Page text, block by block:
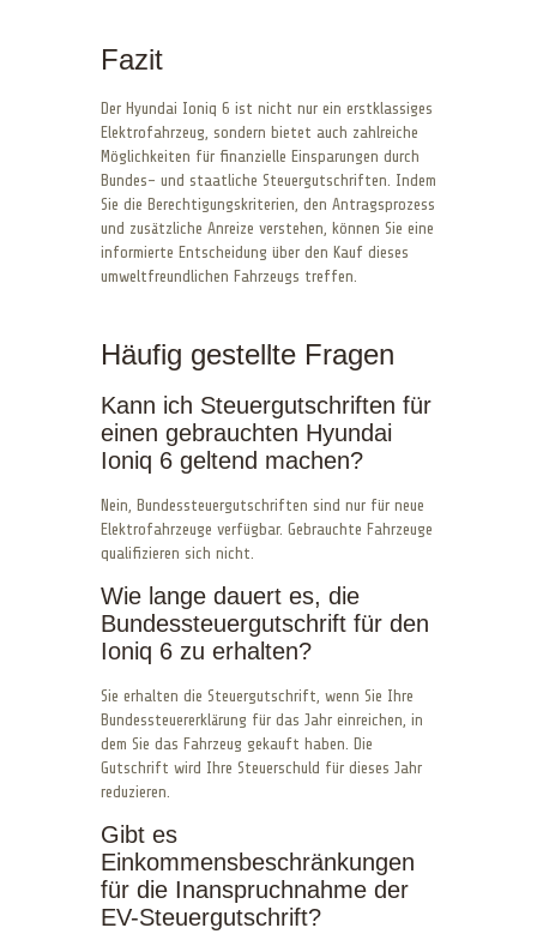
Fazit
Der Hyundai Ioniq 6 ist nicht nur ein erstklassiges
Elektrofahrzeug, sondern bietet auch zahlreiche
Möglichkeiten für finanzielle Einsparungen durch
Bundes- und staatliche Steuergutschriften. Indem
Sie die Berechtigungskriterien, den Antragsprozess
und zusätzliche Anreize verstehen, können Sie eine
informierte Entscheidung über den Kauf dieses
umweltfreundlichen Fahrzeugs treffen.
Häufig gestellte Fragen
Kann ich Steuergutschriften für
einen gebrauchten Hyundai
Ioniq 6 geltend machen?
Nein, Bundessteuergutschriften sind nur für neue
Elektrofahrzeuge verfügbar. Gebrauchte Fahrzeuge
qualifizieren sich nicht.
Wie lange dauert es, die
Bundessteuergutschrift für den
Ioniq 6 zu erhalten?
Sie erhalten die Steuergutschrift, wenn Sie Ihre
Bundessteuererklärung für das Jahr einreichen, in
dem Sie das Fahrzeug gekauft haben. Die
Gutschrift wird Ihre Steuerschuld für dieses Jahr
reduzieren.
Gibt es
Einkommensbeschränkungen
für die Inanspruchnahme der
EV-Steuergutschrift?